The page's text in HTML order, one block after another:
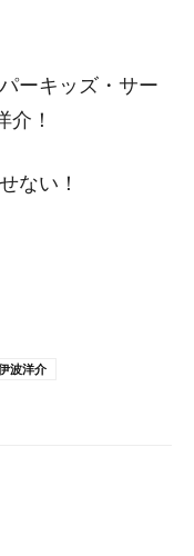
ーキッズ・サー
！
ない！
波洋介